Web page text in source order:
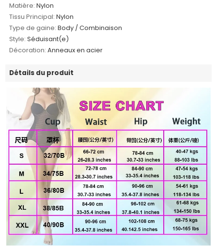
Matière: Nylon
Tissu Principal: Nylon
Type de gaine: Body / Combinaison
Style: Séduisant(e)
Décoration: Anneaux en acier
Détails du produit